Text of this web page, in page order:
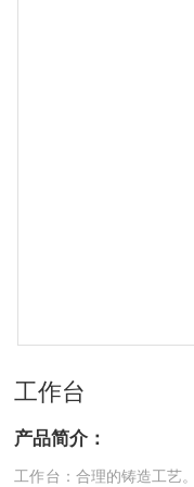
工作台
产品简介：
工作台：合理的铸造工艺